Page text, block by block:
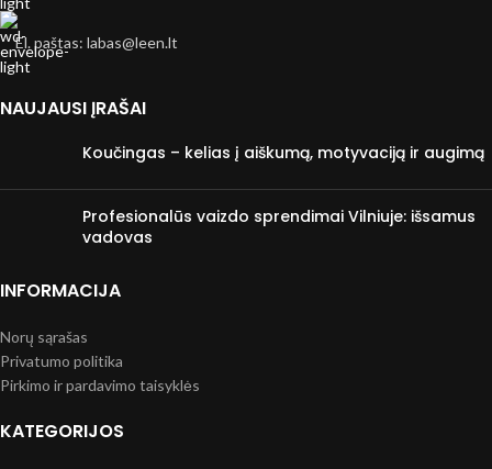
El. paštas: labas@leen.lt
NAUJAUSI ĮRAŠAI
Koučingas – kelias į aiškumą, motyvaciją ir augimą
Profesionalūs vaizdo sprendimai Vilniuje: išsamus
vadovas
INFORMACIJA
Norų sąrašas
Privatumo politika
Pirkimo ir pardavimo taisyklės
KATEGORIJOS